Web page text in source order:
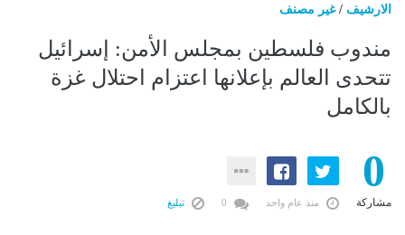
الارشيف /غير مصنف
مندوب فلسطين بمجلس الأمن: إسرائيل
تتحدى العالم بإعلانها اعتزام احتلال غزة
بالكامل
0
مشاركة منذ عام واحد تبليغ